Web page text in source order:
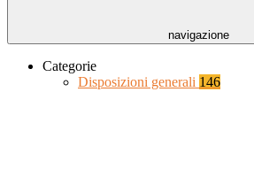
navigazione
Categorie
Disposizioni generali 146